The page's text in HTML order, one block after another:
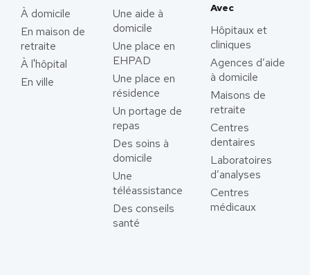
À domicile
En maison de
retraite
À l'hôpital
En ville
Une aide à
domicile
Une place en
EHPAD
Une place en
résidence
Un portage de
repas
Des soins à
domicile
Une
téléassistance
Des conseils
santé
Avec
Hôpitaux et
cliniques
Agences d’aide
à domicile
Maisons de
retraite
Centres
dentaires
Laboratoires
d’analyses
Centres
médicaux